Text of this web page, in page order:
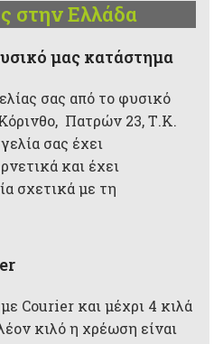
στην Ελλάδα
μας κατάστημα
σας από το φυσικό
Πατρών 23, Τ.Κ.
σας έχει
και έχει
σχετικά με τη
Courier και μέχρι 4 κιλά
κιλό η χρέωση είναι